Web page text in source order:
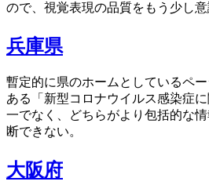
ので、視覚表現の品質をもう少し意
兵庫県
暫定的に県のホームとしているペ
ある「新型コロナウイルス感染症
一でなく、どちらがより包括的な
断できない。
大阪府